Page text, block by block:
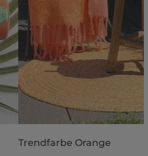
Trendfarbe Orange